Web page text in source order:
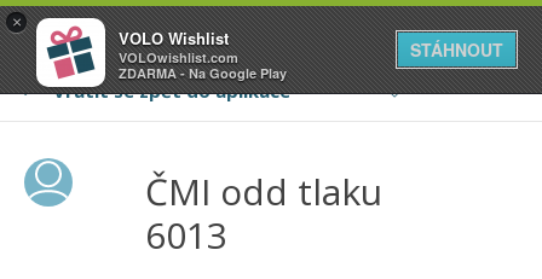
VOLO
Váš online wishlist
×
VOLO Wishlist
VOLOwishlist.com
ZDARMA - Na Google Play
STÁHNOUT
ČMI odd tlaku
6013